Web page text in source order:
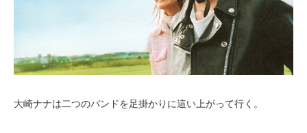
大崎ナナは二つのバンドを足掛かりに這い上がって行く。